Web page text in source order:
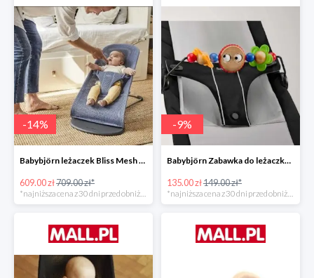
-14%
Babybjörn leżaczek Bliss Mesh State Blue
609.00 zł709.00 zł*
*najniższa cena z 30 dni przed obniżką
-9%
Babybjörn Zabawka do leżaczka Balance
135.00 zł149.00 zł*
*najniższa cena z 30 dni przed obniżką